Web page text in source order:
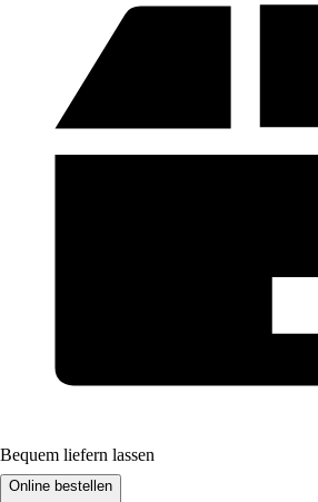
Bequem liefern lassen
Online bestellen